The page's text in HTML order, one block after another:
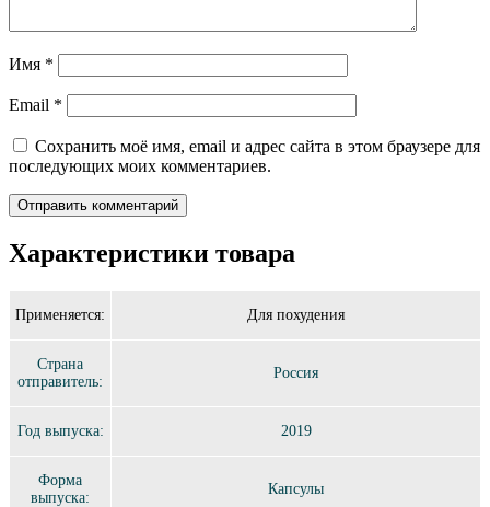
Имя *
Email *
Сохранить моё имя, email и адрес сайта в этом браузере для
последующих моих комментариев.
Характеристики товара
Применяется: Для похудения
Страна
отправитель:
Россия
Год выпуска: 2019
Форма
выпуска:
Капсулы